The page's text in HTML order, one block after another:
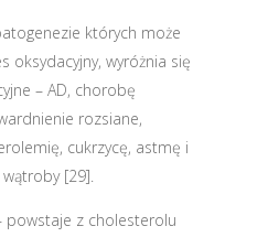
których może
oksydacyjny, wyróżnia się
– AD, chorobę
rozsiane,
cukrzycę, astmę i
[29].
powstaje z cholesterolu